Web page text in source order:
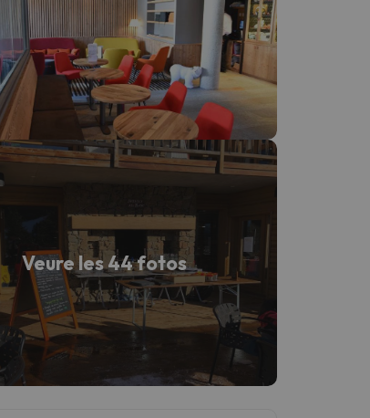
Veure les 44 fotos